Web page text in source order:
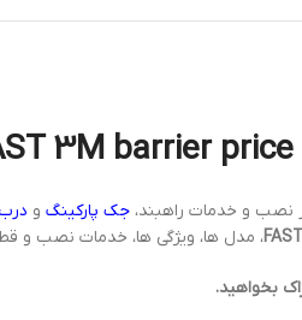
جک پارکینگ و
، مدل ها، ویژگی ها، خدمات نصب و